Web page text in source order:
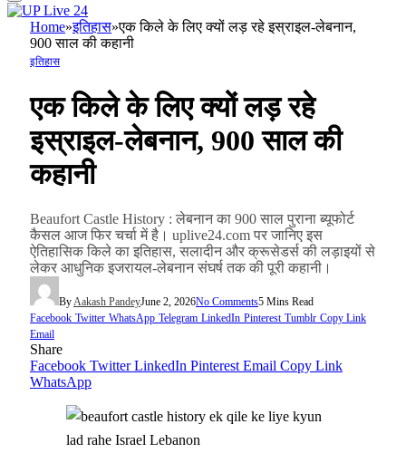
Home»इतिहास»एक किले के लिए क्यों लड़ रहे इस्राइल-लेबनान,
900 साल की कहानी
इतिहास
एक किले के लिए क्यों लड़ रहे
इस्राइल-लेबनान, 900 साल की
कहानी
Beaufort Castle History : लेबनान का 900 साल पुराना ब्यूफोर्ट
कैसल आज फिर चर्चा में है। uplive24.com पर जानिए इस
ऐतिहासिक किले का इतिहास, सलादीन और क्रूसेडर्स की लड़ाइयों से
लेकर आधुनिक इजरायल-लेबनान संघर्ष तक की पूरी कहानी।
By Aakash PandeyJune 2, 2026No Comments5 Mins Read
Facebook Twitter WhatsApp Telegram LinkedIn Pinterest Tumblr Copy Link
Email
Share
Facebook Twitter LinkedIn Pinterest Email Copy Link
WhatsApp